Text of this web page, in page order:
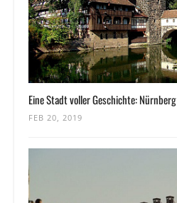
Eine Stadt voller Geschichte: Nürnberg
FEB 20, 2019